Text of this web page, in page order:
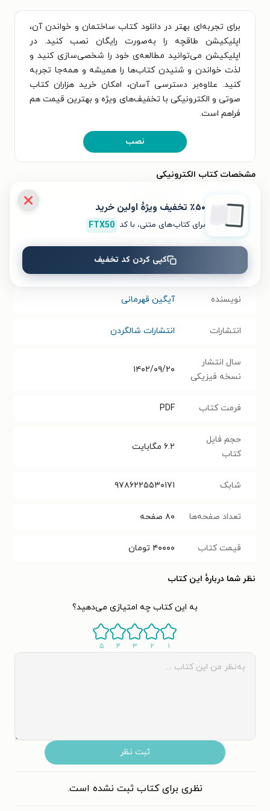
برای تجربه‌ای بهتر در دانلود کتاب ساختمان و خواندن آن،
اپلیکیشن طاقچه را به‌صورت رایگان نصب کنید. در
اپلیکیشن می‌توانید مطالعه‌ی خود را شخصی‌سازی کنید و
لذت خواندن و شنیدن کتاب‌ها را همیشه و همه‌جا تجربه
کنید. علاوه‌بر دسترسی آسان، امکان خرید هزاران کتاب
صوتی و الکترونیکی با تخفیف‌های ویژه و بهترین قیمت هم
فراهم است.
نصب
مشخصات کتاب الکترونیکی
نام کتاب ساختمان
عنوان دیگر و چهار داستان دیگر
داستان کوتاه
نویسنده آیگین قهرمانی
انتشارات انتشارات شالگردن
سال انتشار
نسخه فیزیکی
۱۴۰۲/۰۹/۲۰
فرمت کتاب PDF
حجم فایل
کتاب
۶.۲ مگابایت
شابک ۹۷۸۶۲۲۵۵۳۰۱۷۱
تعداد صفحه‌ها ۸۰ صفحه
قیمت کتاب ۴۰۰۰۰ تومان
نظر شما دربارهٔ این کتاب
به این کتاب چه امتیازی می‌دهید؟
۱ ۲ ۳ ۴ ۵
ثبت نظر
نظری برای کتاب ثبت نشده است.
٪۵۰ تخفیف ویژۀ اولین خرید
برای کتاب‌های متنی، با کد FTX50
کپی کردن کد تخفیف